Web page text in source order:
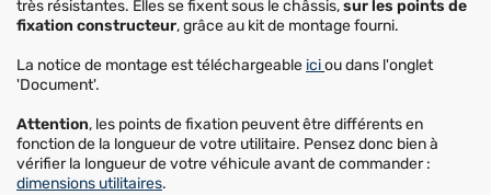
très résistantes. Elles se fixent sous le châssis,sur les points de
fixation constructeur, grâce au kit de montage fourni.
La notice de montage est téléchargeable iciou dans l'onglet
'Document'.
Attention, les points de fixation peuvent être différents en
fonction de la longueur de votre utilitaire. Pensez donc bien à
vérifier la longueur de votre véhicule avant de commander :
dimensions utilitaires.